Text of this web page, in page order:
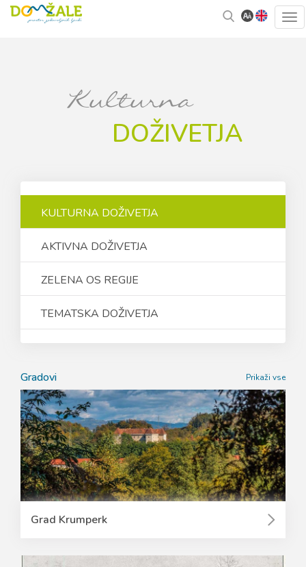
Skoči
na
Kazalo
strani
Kulturna
DOŽIVETJA
KULTURNA DOŽIVETJA
AKTIVNA DOŽIVETJA
ZELENA OS REGIJE
TEMATSKA DOŽIVETJA
Gradovi Prikaži vse
Grad Krumperk